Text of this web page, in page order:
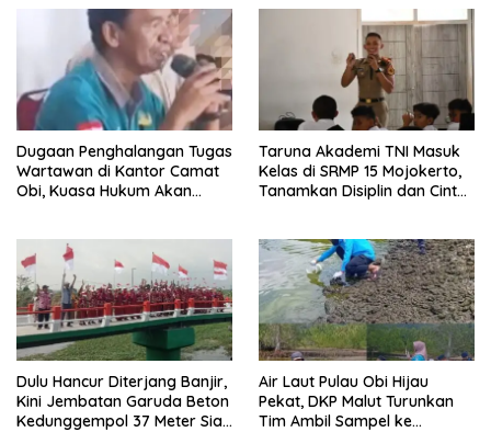
Dugaan Penghalangan Tugas
Wartawan di Kantor Camat
Obi, Kuasa Hukum Akan
Taruna Akademi TNI Masuk
Kelas di SRMP 15 Mojokerto,
Tanamkan Disiplin dan Cinta
Dulu Hancur Diterjang Banjir,
Kini Jembatan Garuda Beton
Kedunggempol 37 Meter Siap
Air Laut Pulau Obi Hijau
Pekat, DKP Malut Turunkan
Tim Ambil Sampel ke